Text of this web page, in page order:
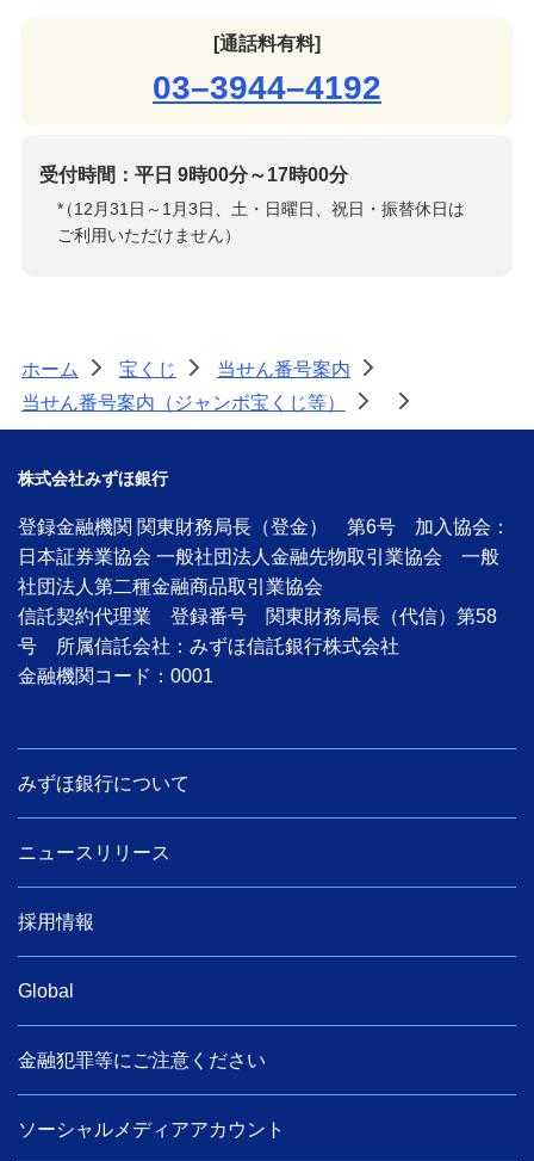
[通話料有料]
03–3944–4192
受付時間：平日 9時00分～17時00分
*
（12月31日～1月3日、土・日曜日、祝日・振替休日は
ご利用いただけません）
ホーム > 宝くじ > 当せん番号案内
>
当せん番号案内（ジャンボ宝くじ等）
> >
株式会社みずほ銀行
登録金融機関 関東財務局長（登金） 第6号 加入協会：
日本証券業協会 一般社団法人金融先物取引業協会 一般
社団法人第二種金融商品取引業協会
信託契約代理業 登録番号 関東財務局長（代信）第58
号 所属信託会社：みずほ信託銀行株式会社
金融機関コード：0001
みずほ銀行について
ニュースリリース
採用情報
Global
金融犯罪等にご注意ください
ソーシャルメディアアカウント